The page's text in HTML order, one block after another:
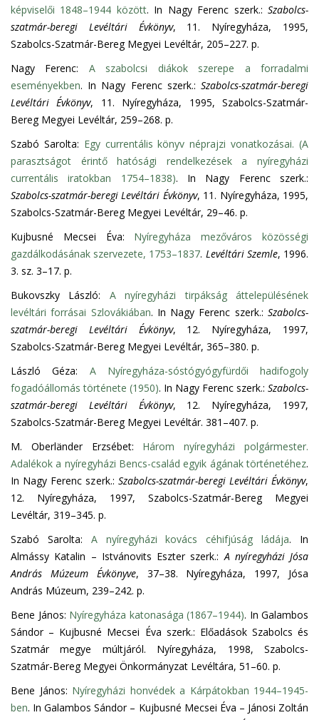
képviselői 1848–1944 között. In Nagy Ferenc szerk.:Szabolcs-
szatmár-beregi Levéltári Évkönyv, 11. Nyíregyháza, 1995,
Szabolcs-Szatmár-Bereg Megyei Levéltár, 205–227. p.
Nagy Ferenc: A szabolcsi diákok szerepe a forradalmi
eseményekben. In Nagy Ferenc szerk.: Szabolcs-szatmár-beregi
Levéltári Évkönyv, 11. Nyíregyháza, 1995, Szabolcs-Szatmár-
Bereg Megyei Levéltár, 259–268. p.
Szabó Sarolta: Egy currentális könyv néprajzi vonatkozásai. (A
parasztságot érintő hatósági rendelkezések a nyíregyházi
currentális iratokban 1754–1838). In Nagy Ferenc szerk.:
Szabolcs-szatmár-beregi Levéltári Évkönyv, 11. Nyíregyháza, 1995,
Szabolcs-Szatmár-Bereg Megyei Levéltár, 29–46. p.
Kujbusné Mecsei Éva: Nyíregyháza mezőváros közösségi
gazdálkodásának szervezete, 1753–1837. Levéltári Szemle, 1996.
3. sz. 3–17. p.
Bukovszky László: A nyíregyházi tirpákság áttelepülésének
levéltári forrásai Szlovákiában. In Nagy Ferenc szerk.:Szabolcs-
szatmár-beregi Levéltári Évkönyv, 12. Nyíregyháza, 1997,
Szabolcs-Szatmár-Bereg Megyei Levéltár, 365–380. p.
László Géza: A Nyíregyháza-sóstógyógyfürdői hadifogoly
fogadóállomás története (1950). In Nagy Ferenc szerk.: Szabolcs-
szatmár-beregi Levéltári Évkönyv, 12. Nyíregyháza, 1997,
Szabolcs-Szatmár-Bereg Megyei Levéltár. 381–407. p.
M. Oberländer Erzsébet: Három nyíregyházi polgármester.
Adalékok a nyíregyházi Bencs-család egyik ágának történetéhez.
In Nagy Ferenc szerk.: Szabolcs-szatmár-beregi Levéltári Évkönyv,
12. Nyíregyháza, 1997, Szabolcs-Szatmár-Bereg Megyei
Levéltár, 319–345. p.
Szabó Sarolta: A nyíregyházi kovács céhifjúság ládája. In
Almássy Katalin – Istvánovits Eszter szerk.:A nyíregyházi Jósa
András Múzeum Évkönyve, 37–38. Nyíregyháza, 1997, Jósa
András Múzeum, 239–242. p.
Bene János: Nyíregyháza katonasága (1867–1944). In Galambos
Sándor – Kujbusné Mecsei Éva szerk.: Előadások Szabolcs és
Szatmár megye múltjáról. Nyíregyháza, 1998, Szabolcs-
Szatmár-Bereg Megyei Önkormányzat Levéltára, 51–60. p.
Bene János: Nyíregyházi honvédek a Kárpátokban 1944–1945-
ben. In Galambos Sándor – Kujbusné Mecsei Éva – Jánosi Zoltán